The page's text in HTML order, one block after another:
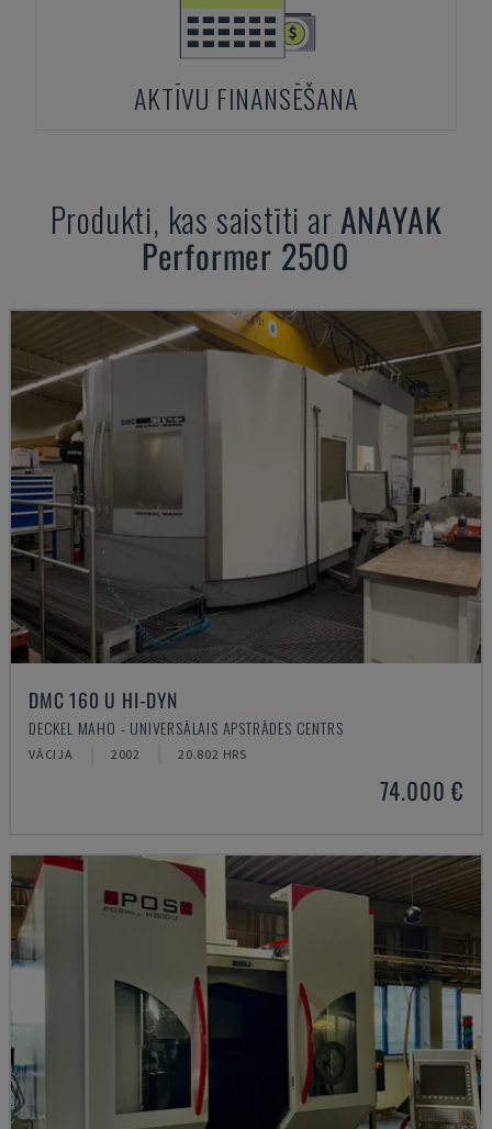
AKTĪVU FINANSĒŠANA
Produkti, kas saistīti arANAYAK
Performer 2500
DMC 160 U HI-DYN
DECKEL MAHO - UNIVERSĀLAIS APSTRĀDES CENTRS
VĀCIJA 2002 20.802 HRS
74.000 €